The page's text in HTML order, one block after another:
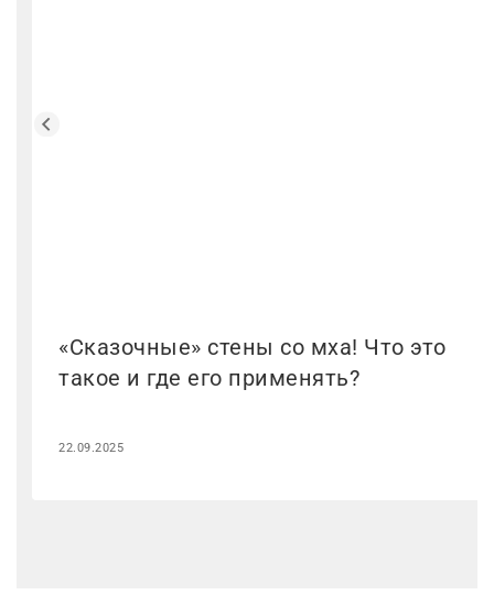
«Сказочные» стены со мха! Что это
такое и где его применять?
22.09.2025